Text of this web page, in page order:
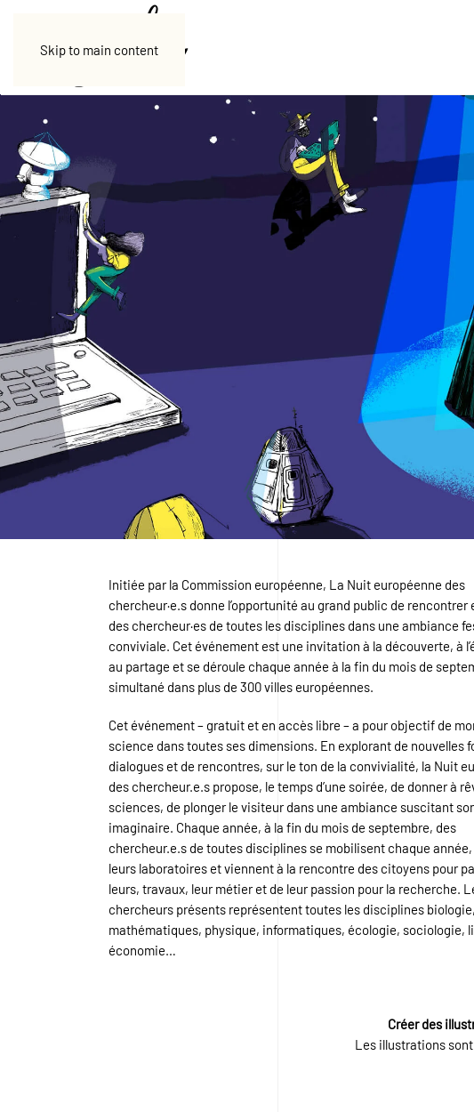
Skip to main content
Initiée par la Commission européenne, La Nuit européenne des
chercheur·e.s donne l’opportunité au grand public de rencontrer
des chercheur·es de toutes les disciplines dans une ambiance
conviviale. Cet événement est une invitation à la découverte, à
au partage et se déroule chaque année à la fin du mois de
simultané dans plus de 300 villes européennes.
Cet événement – gratuit et en accès libre – a pour objectif de
science dans toutes ses dimensions. En explorant de nouvelles
dialogues et de rencontres, sur le ton de la convivialité, la Nuit
des chercheur.e.s propose, le temps d’une soirée, de donner à
sciences, de plonger le visiteur dans une ambiance suscitant
imaginaire. Chaque année, à la fin du mois de septembre, des
chercheur.e.s de toutes disciplines se mobilisent chaque
leurs laboratoires et viennent à la rencontre des citoyens pour
leurs, travaux, leur métier et de leur passion pour la recherche.
chercheurs présents représentent toutes les disciplines biologie,
mathématiques, physique, informatiques, écologie, sociologie,
économie…
Créer des
Les illustrations